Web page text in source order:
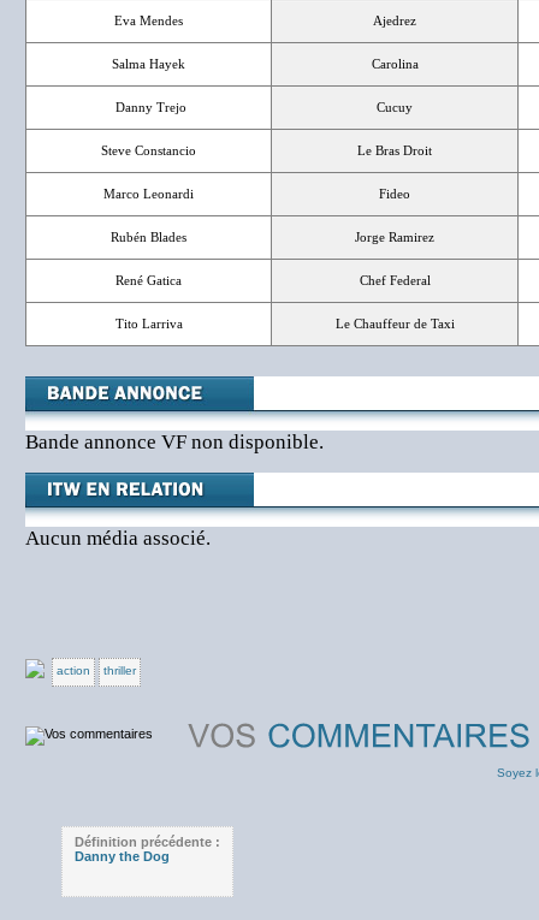
Eva Mendes Ajedrez
Salma Hayek Carolina
Danny Trejo Cucuy
Steve Constancio Le Bras Droit
Marco Leonardi Fideo
Rubén Blades Jorge Ramirez
René Gatica Chef Federal
Tito Larriva Le Chauffeur de Taxi
Bande annonce VF non disponible.
Aucun média associé.
action thriller
Soyez
Définition précédente :
Danny the Dog